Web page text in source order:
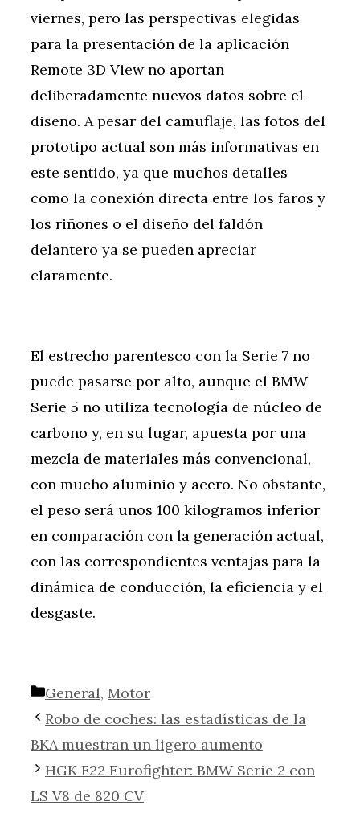
viernes, pero las perspectivas elegidas
para la presentación de la aplicación
Remote 3D View no aportan
deliberadamente nuevos datos sobre el
diseño. A pesar del camuflaje, las fotos del
prototipo actual son más informativas en
este sentido, ya que muchos detalles
como la conexión directa entre los faros y
los riñones o el diseño del faldón
delantero ya se pueden apreciar
claramente.
El estrecho parentesco con la Serie 7 no
puede pasarse por alto, aunque el BMW
Serie 5 no utiliza tecnología de núcleo de
carbono y, en su lugar, apuesta por una
mezcla de materiales más convencional,
con mucho aluminio y acero. No obstante,
el peso será unos 100 kilogramos inferior
en comparación con la generación actual,
con las correspondientes ventajas para la
dinámica de conducción, la eficiencia y el
desgaste.
Categorías
General, Motor
Robo de coches: las estadísticas de la
BKA muestran un ligero aumento
HGK F22 Eurofighter: BMW Serie 2 con
LS V8 de 820 CV